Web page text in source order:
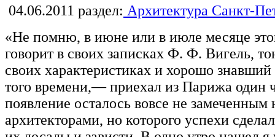
04.06.2011 раздел: Архитектура Санкт-
«Не помню, в июне или в июле месяце
говорит в своих записках Ф. Ф. Вигель,
своих характеристиках и хорошо
того времени,— приехал из Парижа один
появление осталось вовсе не
архитекторами, но которого успехи